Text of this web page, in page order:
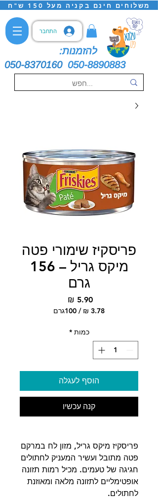
משלוחים חינם בקניה מעל 150 ש"ח
התחבר
להזמנות:
050-8370160 050-8890883
פריסקיז שימורי פטה
מיקס גריל – 156
גרם
/ 100גרם
לכלכמות *
הוסף לעגלה
קנה עכשיו
פריסקיז מיקס גריל, מזון לח במרקם
פטה מתובל ועשיר המעניק לחתולים
חגיגה של טעמים. מכיל רמות תזונה
אופטימליים לתזונה מלאה ומאוזנת
לחתולים.